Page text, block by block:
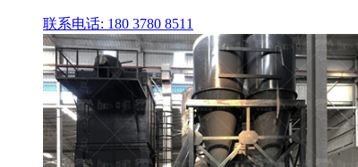
联系电话: 180 3780 8511